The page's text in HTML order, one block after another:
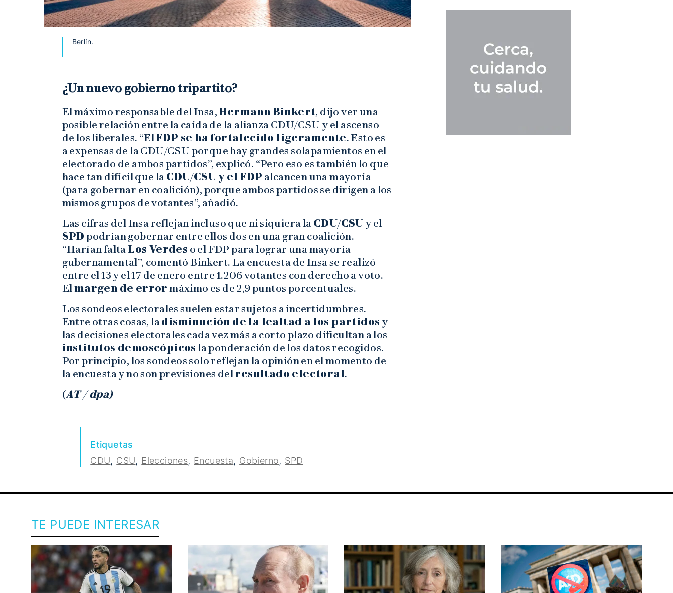
Berlín.
¿Un nuevo gobierno tripartito?
El máximo responsable del Insa,Hermann Binkert, dijo ver una
posible relación entre la caída de la alianza CDU/CSU y el ascenso
de los liberales. “ElFDP se ha fortalecido ligeramente. Esto es
a expensas de la CDU/CSU porque hay grandes solapamientos en el
electorado de ambos partidos”, explicó. “Pero eso es también lo que
hace tan difícil que la CDU/CSU y el FDP alcancen una mayoría
(para gobernar en coalición), porque ambos partidos se dirigen a los
mismos grupos de votantes”, añadió.
Las cifras del Insa reflejan incluso que ni siquiera la CDU/CSU y el
SPD podrían gobernar entre ellos dos en una gran coalición.
“Harían faltaLos Verdes o el FDP para lograr una mayoría
gubernamental”, comentó Binkert. La encuesta de Insa se realizó
entre el 13 y el 17 de enero entre 1.206 votantes con derecho a voto.
El margen de error máximo es de 2,9 puntos porcentuales.
Los sondeos electorales suelen estar sujetos a incertidumbres.
Entre otras cosas, la disminución de la lealtad a los partidos y
las decisiones electorales cada vez más a corto plazo dificultan a los
institutos demoscópicos la ponderación de los datos recogidos.
Por principio, los sondeos solo reflejan la opinión en el momento de
la encuesta y no son previsiones delresultado electoral.
(AT / dpa)
Etiquetas
CDU, CSU, Elecciones, Encuesta, Gobierno, SPD
TE PUEDE INTERESAR